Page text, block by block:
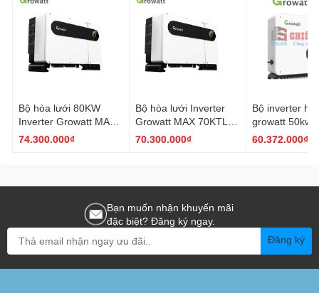
Bộ hòa lưới 80KW
Inverter Growatt MAX
80KTL3 LV (3 Pha-6
74.300.000₫
Bộ hòa lưới Inverter
Growatt MAX 70KTL3
LV- 70KW (3 Pha
70.300.000₫
Bộ inverter
growatt 50kw
mac 50ktl3-x lv
60.372.000₫
Bạn muốn nhận khuyến mãi
đặc biệt? Đăng ký ngay.
Đăng ký